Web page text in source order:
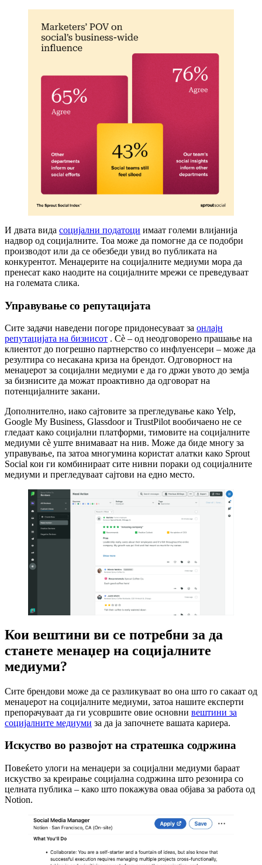
И двата вида социјални податоци имаат големи влијанија
надвор од социјалните. Тоа може да помогне да се подобри
производот или да се обезбеди увид во публиката на
конкурентот. Менаџерите на социјалните медиуми мора да
пренесат како наодите на социјалните мрежи се преведуваат
на големата слика.
Управување со репутацијата
Сите задачи наведени погоре придонесуваат за онлајн
репутацијата на бизнисот . Сè – од неодговорено прашање на
клиентот до погрешно партнерство со инфлуенсери – може да
резултира со несакана криза на брендот. Одговорност на
менаџерот за социјални медиуми е да го држи увото до земја
за бизнисите да можат проактивно да одговорат на
потенцијалните закани.
Дополнително, иако сајтовите за прегледување како Yelp,
Google My Business, Glassdoor и TrustPilot вообичаено не се
гледаат како социјални платформи, тимовите на социјалните
медиуми сè уште внимаваат на нив. Може да биде многу за
управување, па затоа многумина користат алатки како Sprout
Social кои ги комбинираат сите нивни пораки од социјалните
медиуми и прегледуваат сајтови на едно место.
Кои вештини ви се потребни за да
станете менаџер на социјалните
медиуми?
Сите брендови може да се разликуваат во она што го сакаат од
менаџерот на социјалните медиуми, затоа нашите експерти
препорачуваат да ги усовршите овие основни вештини за
социјалните медиуми за да ја започнете вашата кариера.
Искуство во развојот на стратешка содржина
Повеќето улоги на менаџери за социјални медиуми бараат
искуство за креирање социјална содржина што резонира со
целната публика – како што покажува оваа објава за работа од
Notion.